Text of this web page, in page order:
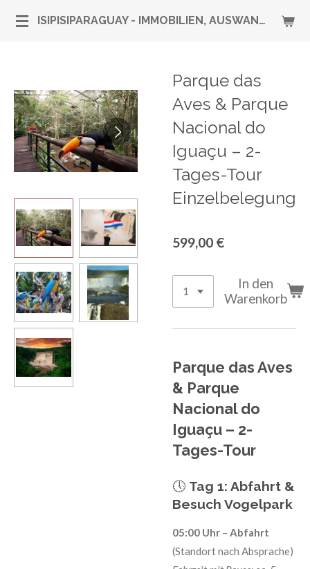
Zum
ISIPISIPARAGUAY - IMMOBILIEN, AUSWANDERUNG & RUNDUM-SERVICE
Parque das
Aves & Parque
Nacional do
Iguaçu – 2-
Tages-Tour
Einzelbelegung
599,00 €
In den
Warenkorb
Parque das Aves
& Parque
Nacional do
Iguaçu – 2-
Tages-Tour
🕔 Tag 1: Abfahrt &
Besuch Vogelpark
05:00 Uhr – Abfahrt
(Standort nach Absprache)